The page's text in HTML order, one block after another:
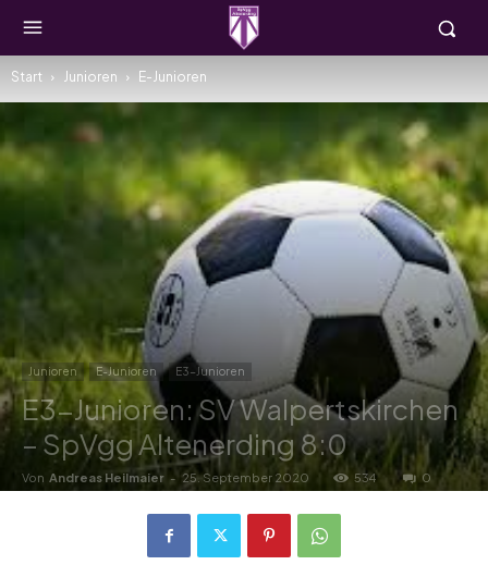
Start Junioren E-Junioren
Junioren E-Junioren E3-Junioren
E3-Junioren: SV Walpertskirchen
– SpVgg Altenerding 8:0
Von Andreas Heilmaier - 25. September 2020 534 0